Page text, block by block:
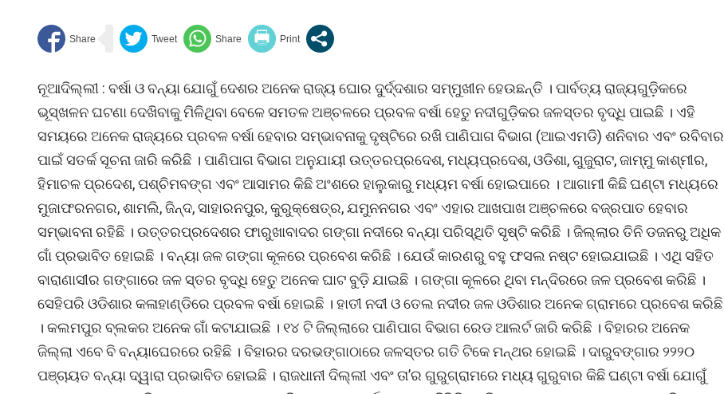
ନୂଆଦିଲ୍ଲୀ : ବର୍ଷା ଓ ବନ୍ୟା ଯୋଗୁଁ ଦେଶର ଅନେକ ରାଜ୍ୟ ଘୋର ଦୁର୍ଦ୍ଦଶାର ସମ୍ମୁଖୀନ ହେଉଛନ୍ତି । ପାର୍ବତ୍ୟ ରାଜ୍ୟଗୁଡ଼ିକରେ
ଭୂସ୍ଖଳନ ଘଟଣା ଦେଖିବାକୁ ମିଳିଥିବା ବେଳେ ସମତଳ ଅଞ୍ଚଳରେ ପ୍ରବଳ ବର୍ଷା ହେତୁ ନଦୀଗୁଡ଼ିକର ଜଳସ୍ତର ବୃଦ୍ଧି ପାଇଛି । ଏହି
ସମୟରେ ଅନେକ ରାଜ୍ୟରେ ପ୍ରବଳ ବର୍ଷା ହେବାର ସମ୍ଭାବନାକୁ ଦୃଷ୍ଟିରେ ରଖି ପାଣିପାଗ ବିଭାଗ (ଆଇଏମଡି) ଶନିବାର ଏବଂ ରବିବାର
ପାଇଁ ସତର୍କ ସୂଚନା ଜାରି କରିଛି । ପାଣିପାଗ ବିଭାଗ ଅନୁଯାୟୀ ଉତ୍ତରପ୍ରଦେଶ, ମଧ୍ୟପ୍ରଦେଶ, ଓଡିଶା, ଗୁଜୁରାଟ, ଜାମ୍ମୁ କାଶ୍ମୀର,
ହିମାଚଳ ପ୍ରଦେଶ, ପଶ୍ଚିମବଙ୍ଗ ଏବଂ ଆସାମର କିଛି ଅଂଶରେ ହାଲୁକାରୁ ମଧ୍ୟମ ବର୍ଷା ହୋଇପାରେ । ଆଗାମୀ କିଛି ଘଣ୍ଟା ମଧ୍ୟରେ
ମୁଜାଫରନଗର, ଶାମଲି, ଜିନ୍ଦ, ସାହାରନପୁର, କୁରୁକ୍ଷେତ୍ର, ଯମୁନନଗର ଏବଂ ଏହାର ଆଖପାଖ ଅଞ୍ଚଳରେ ବଜ୍ରପାତ ହେବାର
ସମ୍ଭାବନା ରହିଛି । ଉତ୍ତରପ୍ରଦେଶର ଫାରୁଖାବାଦର ଗଙ୍ଗା ନଦୀରେ ବନ୍ୟା ପରିସ୍ଥିତି ସୃଷ୍ଟି କରିଛି । ଜିଲ୍ଲାର ତିନି ଡଜନରୁ ଅଧିକ
ଗାଁ ପ୍ରଭାବିତ ହୋଇଛି । ବନ୍ୟା ଜଳ ଗଙ୍ଗା କୂଳରେ ପ୍ରବେଶ କରିଛି । ଯେଉଁ କାରଣରୁ ବହୁ ଫସଲ ନଷ୍ଟ ହୋଇଯାଇଛି । ଏଥି ସହିତ
ବାରାଣାସୀର ଗଙ୍ଗାରେ ଜଳ ସ୍ତର ବୃଦ୍ଧି ହେତୁ ଅନେକ ଘାଟ ବୁଡ଼ି ଯାଇଛି । ଗଙ୍ଗା କୂଳରେ ଥିବା ମନ୍ଦିରରେ ଜଳ ପ୍ରବେଶ କରିଛି ।
ସେହିପରି ଓଡିଶାର କଳାହାଣ୍ଡିରେ ପ୍ରବଳ ବର୍ଷା ହୋଇଛି । ହାତୀ ନଦୀ ଓ ତେଲ ନଦୀର ଜଳ ଓଡିଶାର ଅନେକ ଗ୍ରାମରେ ପ୍ରବେଶ କରିଛି
। କଲମପୁର ବ୍ଲକର ଅନେକ ଗାଁ କଟାଯାଇଛି । ୧୪ ଟି ଜିଲ୍ଲାରେ ପାଣିପାଗ ବିଭାଗ ରେଡ ଆଲର୍ଟ ଜାରି କରିଛି । ବିହାରର ଅନେକ
ଜିଲ୍ଲା ଏବେ ବି ବନ୍ୟାଘେରରେ ରହିଛି । ବିହାରର ଦରଭଙ୍ଗାଠାରେ ଜଳସ୍ତର ଗତି ଟିକେ ମନ୍ଥର ହୋଇଛି । ଦାରୁବଙ୍ଗାର ୨୨୨୦
ପଞ୍ଚାୟତ ବନ୍ୟା ଦ୍ୱାରା ପ୍ରଭାବିତ ହୋଇଛି । ରାଜଧାନୀ ଦିଲ୍ଲୀ ଏବଂ ତା’ର ଗୁରୁଗ୍ରାମରେ ମଧ୍ୟ ଗୁରୁବାର କିଛି ଘଣ୍ଟା ବର୍ଷା ଯୋଗୁଁ